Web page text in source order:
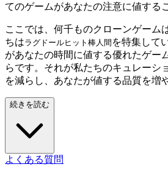
てのゲームがあなたの注意に値する
ここでは、何千ものクローンゲーム
ちはラグドールヒット棒人間 を特集して
があなたの時間に値する優れたゲー
らです。それが私たちのキュレーシ
を減らし、あなたが値する品質を増
続きを読む
よくある質問